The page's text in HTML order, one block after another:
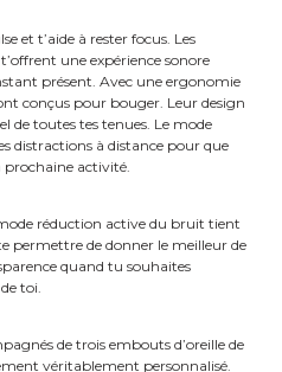
et t’aide à rester focus. Les
une expérience sonore
présent. Avec une ergonomie
conçus pour bouger. Leur design
de toutes tes tenues. Le mode
distractions à distance pour que
prochaine activité.
réduction active du bruit tient
permettre de donner le meilleur de
quand tu souhaites
toi.
de trois embouts d’oreille de
véritablement personnalisé.